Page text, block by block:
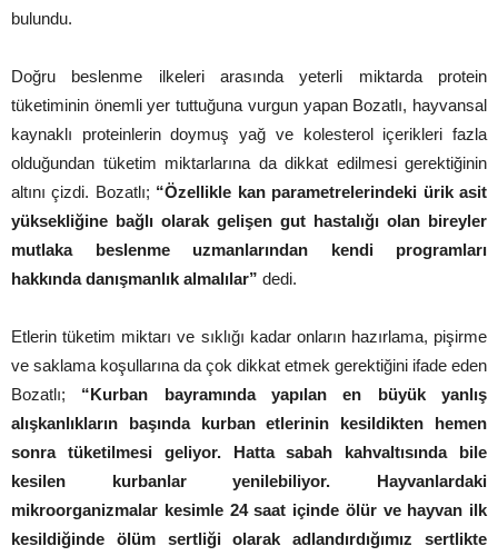
bulundu.
Doğru beslenme ilkeleri arasında yeterli miktarda protein
tüketiminin önemli yer tuttuğuna vurgun yapan Bozatlı, hayvansal
kaynaklı proteinlerin doymuş yağ ve kolesterol içerikleri fazla
olduğundan tüketim miktarlarına da dikkat edilmesi gerektiğinin
altını çizdi. Bozatlı; “Özellikle kan parametrelerindeki ürik asit
yüksekliğine bağlı olarak gelişen gut hastalığı olan bireyler
mutlaka beslenme uzmanlarından kendi programları
hakkında danışmanlık almalılar” dedi.
Etlerin tüketim miktarı ve sıklığı kadar onların hazırlama, pişirme
ve saklama koşullarına da çok dikkat etmek gerektiğini ifade eden
Bozatlı; “Kurban bayramında yapılan en büyük yanlış
alışkanlıkların başında kurban etlerinin kesildikten hemen
sonra tüketilmesi geliyor. Hatta sabah kahvaltısında bile
kesilen kurbanlar yenilebiliyor. Hayvanlardaki
mikroorganizmalar kesimle 24 saat içinde ölür ve hayvan ilk
kesildiğinde ölüm sertliği olarak adlandırdığımız sertlikte